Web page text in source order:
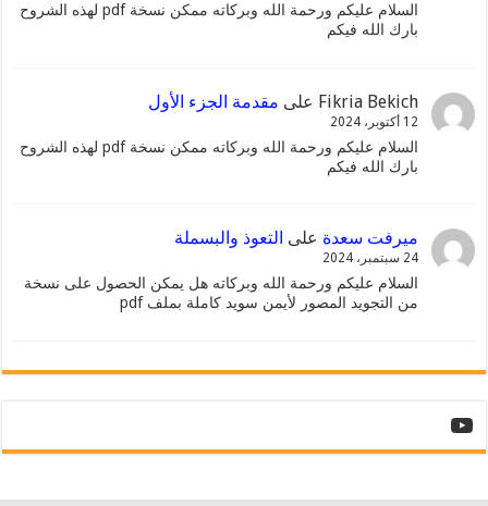
السلام عليكم ورحمة الله وبركاته ممكن نسخة pdf لهذه الشروح
بارك الله فيكم
Fikria Bekichعلى مقدمة الجزء الأول
12 أكتوبر، 2024
السلام عليكم ورحمة الله وبركاته ممكن نسخة pdf لهذه الشروح
بارك الله فيكم
ميرفت سعدةعلى التعوذ والبسملة
24 سبتمبر، 2024
السلام عليكم ورحمة الله وبركاته هل يمكن الحصول على نسخة
من التجويد المصور لأيمن سويد كاملة بملف pdf
YouTube